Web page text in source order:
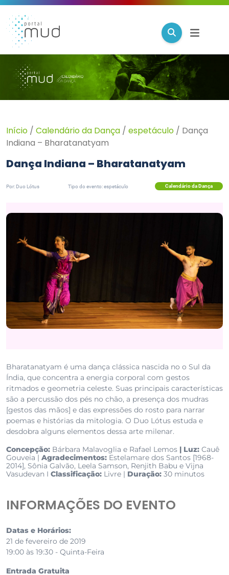
Início / Calendário da Dança / espetáculo / Dança
Indiana – Bharatanatyam
Dança Indiana – Bharatanatyam
Por: Duo Lótus Tipo do evento: espetáculo Calendário da Dança
Bharatanatyam é uma dança clássica nascida no o Sul da
Índia, que concentra a energia corporal com gestos
ritmados e geometria celeste. Suas principais características
são a percussão dos pés no chão, a presença dos mudras
[gestos das mãos] e das expressões do rosto para narrar
poemas e histórias da mitologia. O Duo Lótus estuda e
desdobra alguns elementos dessa arte milenar.
Concepção: Bárbara Malavoglia e Rafael Lemos | Luz: Cauê
Gouveia | Agradecimentos: Estelamare dos Santos [1968-
2014], Sônia Galvão, Leela Samson, Renjith Babu e Vijna
Vasudevan I Classificação: Livre | Duração: 30 minutos
INFORMAÇÕES DO EVENTO
Datas e Horários:
21 de fevereiro de 2019
19:00 às 19:30 - Quinta-Feira
Entrada Gratuita